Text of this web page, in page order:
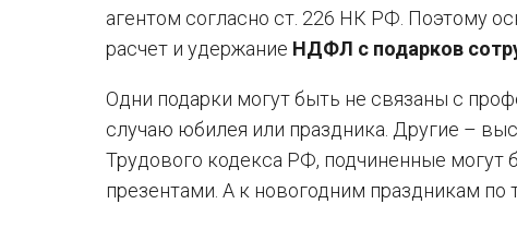
агентом согласно ст. 226 НК РФ. Поэтому
расчет и удержание НДФЛ с подарков
Одни подарки могут быть не связаны с
случаю юбилея или праздника. Другие –
Трудового кодекса РФ, подчиненные
презентами. А к новогодним праздникам